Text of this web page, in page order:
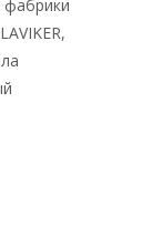
фабрики